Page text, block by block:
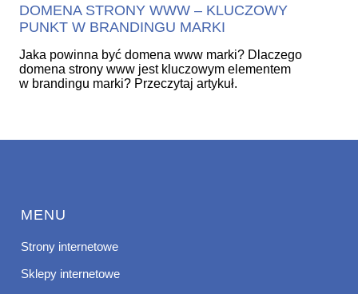
DOMENA STRONY WWW – KLUCZOWY
PUNKT W BRANDINGU MARKI
Jaka powinna być domena www marki? Dlaczego
domena strony www jest kluczowym elementem
w brandingu marki? Przeczytaj artykuł.
MENU
Strony internetowe
Sklepy internetowe